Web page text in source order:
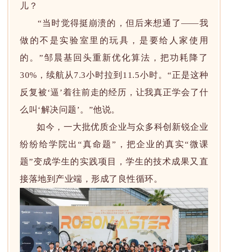
儿？
“当时觉得挺崩溃的，但后来想通了——我
做的不是实验室里的玩具，是要给人家使用
的。”邹晨基回头重新优化算法，把功耗降了
30%，续航从7.3小时拉到11.5小时。“正是这种
反复被‘逼’着往前走的经历，让我真正学会了什
么叫‘解决问题’。”他说。
如今，一大批优质企业与众多科创新锐企业
纷纷给学院出“真命题”，把企业的真实“微课
题”变成学生的实践项目，学生的技术成果又直
接落地到产业端，形成了良性循环。